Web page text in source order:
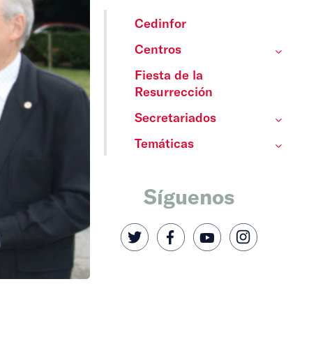
Cedinfor
Centros
Fiesta de la
Resurrección
Secretariados
Temáticas
Síguenos